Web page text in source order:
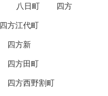
八日町
四方
四方江代町
四方新
四方田町
四方西野割町